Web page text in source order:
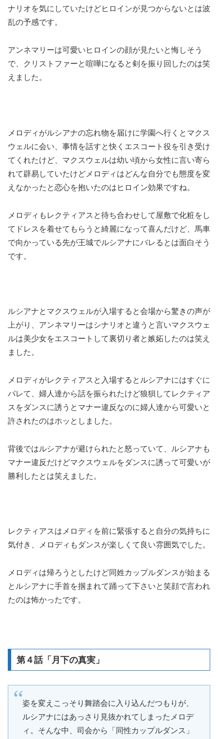
ナリオを気にしていたけどヒロインが見つからないとは波
乱の予感です。
アンネマリーは可愛いヒロインの顔が見たいと悔しそう
で、クリストファーと喧嘩になると剣を振り回したのは笑
えました。
メロディがルシアナの忘れ物を届けに学園へ行くとマクス
ウェルに会い、事情を話すと快くエスコート役を引き受け
てくれたけど、マクスウェルは幼い頃から女性に言い寄ら
れて辟易していたけどメロディはどんな自分でも態度を変
えなかったと恋心を抱いたのはヒロイン効果ですね。
メロディもレクティアスと待ち合わせして屋敷で化粧をし
てドレスを着せてもらうと綺麗になって喜んだけど、馬車
で向かっている先が王城でルシアナにバレるとは面白そう
です。
ルシアナとマクスウェルが入場すると会場から驚きの声が
上がり、アンネマリーはシナリオと違うと言いマクスウェ
ルは美少女をエスコートして裏切り者と嫉妬したのは笑え
ました。
メロディがレクティアスと入場するとルシアナにはすぐに
バレて、婦人達から話を振られたけど狼狽してレクティア
スをダンスに誘うとマナー違反なのに婦人達から可愛いと
許されたのはホッとしました。
背後ではルシアナが避けられたと怒っていて、ルシアナも
マナー違反だけどマクスウェルをダンスに誘って可愛いが
勝利したとは笑えました。
レクティアスはメロディを前に緊張すると自分の気持ちに
気付き、メロディもダンスが楽しくて良い雰囲気でした。
メロディは帰ろうとしたけど同姓カップルダンスが始まる
とルシアナに手首を掴まれて踊って下さいと笑顔で言われ
たのは怖かったです。
第４話「月下の真実」
姿を変えこっそり舞踏会に入り込んだつもりが、
ルシアナにはあっさり見抜かれてしまったメロデ
ィ。そんな中、司会から「同性カップルダンス」